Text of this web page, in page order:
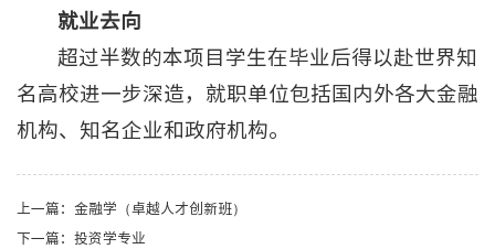
就业去向
超过半数的本项目学生在毕业后得以赴世界知
名高校进一步深造，就职单位包括国内外各大金融
机构、知名企业和政府机构。
上一篇： 金融学（卓越人才创新班）
下一篇： 投资学专业